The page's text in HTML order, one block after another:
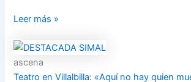
Leer más »
ascena
Teatro en Villalbilla: «Aquí no hay quien